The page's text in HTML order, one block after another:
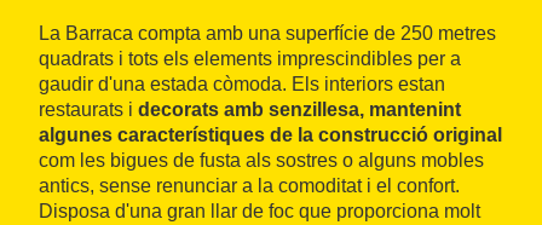
La Barraca compta amb una superfície de 250 metres
quadrats i tots els elements imprescindibles per a
gaudir d'una estada còmoda. Els interiors estan
restaurats i decorats amb senzillesa, mantenint
algunes característiques de la construcció original
com les bigues de fusta als sostres o alguns mobles
antics, sense renunciar a la comoditat i el confort.
Disposa d'una gran llar de foc que proporciona molt